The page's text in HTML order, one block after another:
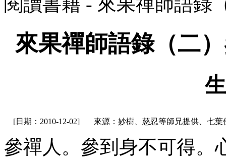
來果禪師語錄（二
[日期：2010-12-02] 來源：妙樹、慈忍等師兄提供、七
參禪人。參到身不可得。